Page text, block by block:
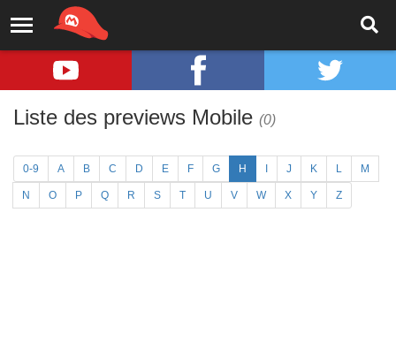
Liste des previews Mobile (0)
0-9 A B C D E F G H J K L M
N O P Q R S T U V W X Y Z